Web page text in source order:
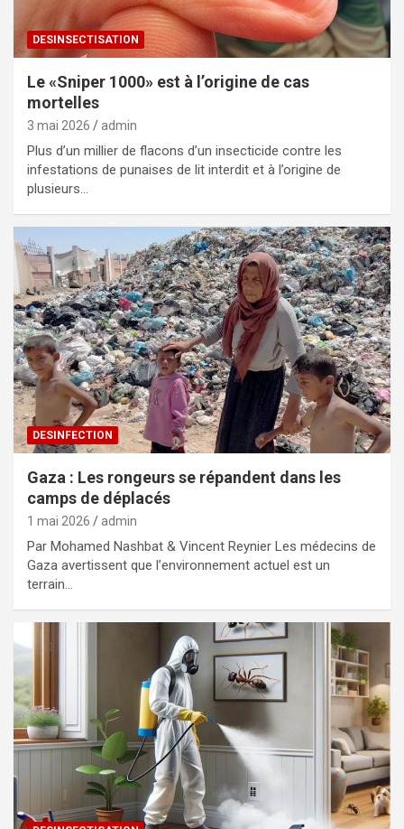
DESINSECTISATION
Le «Sniper 1000» est à l’origine de cas
mortelles
3 mai 2026 admin
Plus d’un millier de flacons d’un insecticide contre les
infestations de punaises de lit interdit et à l’origine de
plusieurs…
DESINFECTION
Gaza : Les rongeurs se répandent dans les
camps de déplacés
1 mai 2026 admin
Par Mohamed Nashbat & Vincent Reynier Les médecins de
Gaza avertissent que l’environnement actuel est un
terrain…